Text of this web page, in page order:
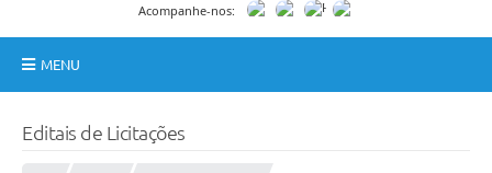
Acompanhe-nos:
MENU
Editais de Licitações